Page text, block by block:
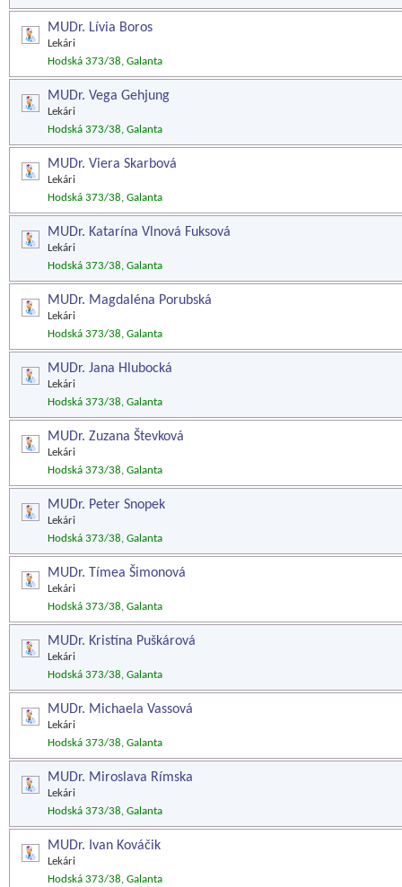
MUDr. Lívia Boros
Lekári
Hodská 373/38, Galanta
MUDr. Vega Gehjung
Lekári
Hodská 373/38, Galanta
MUDr. Viera Skarbová
Lekári
Hodská 373/38, Galanta
MUDr. Katarína Vlnová Fuksová
Lekári
Hodská 373/38, Galanta
MUDr. Magdaléna Porubská
Lekári
Hodská 373/38, Galanta
MUDr. Jana Hlubocká
Lekári
Hodská 373/38, Galanta
MUDr. Zuzana Števková
Lekári
Hodská 373/38, Galanta
MUDr. Peter Snopek
Lekári
Hodská 373/38, Galanta
MUDr. Tímea Šimonová
Lekári
Hodská 373/38, Galanta
MUDr. Kristína Puškárová
Lekári
Hodská 373/38, Galanta
MUDr. Michaela Vassová
Lekári
Hodská 373/38, Galanta
MUDr. Miroslava Rímska
Lekári
Hodská 373/38, Galanta
MUDr. Ivan Kováčik
Lekári
Hodská 373/38, Galanta